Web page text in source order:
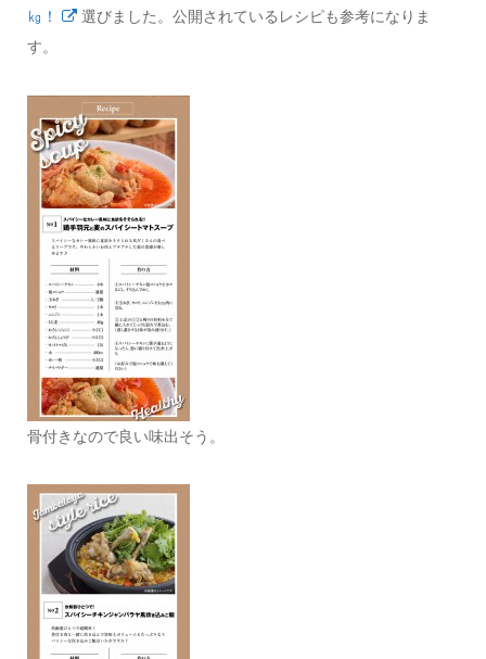
㎏！
選びました。公開されているレシピも参考になりま
す。
骨付きなので良い味出そう。